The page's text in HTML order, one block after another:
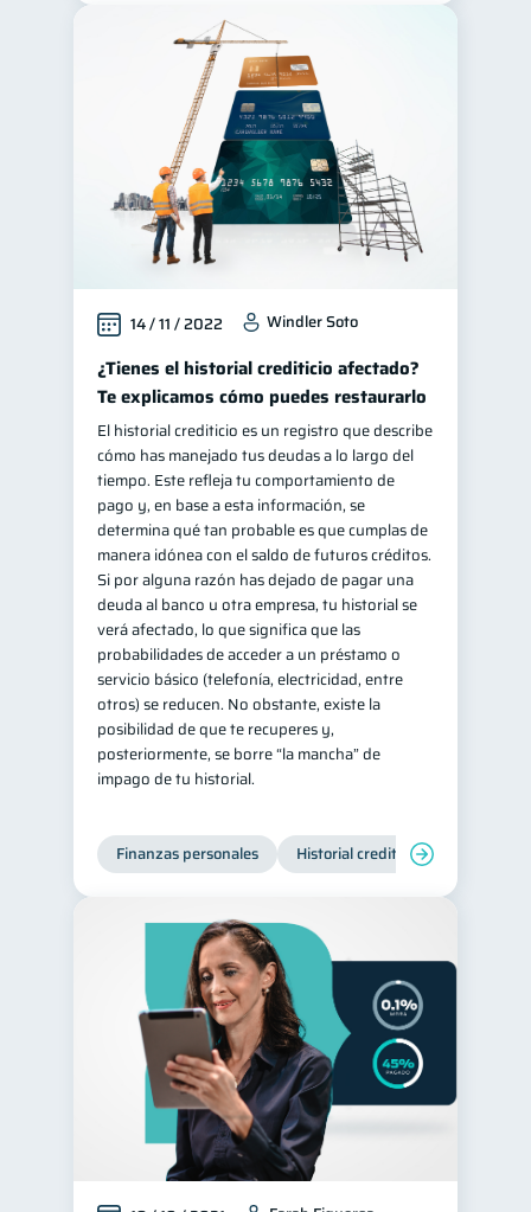
14 / 11 / 2022 Windler Soto
¿Tienes el historial crediticio afectado?
Te explicamos cómo puedes restaurarlo
El historial crediticio es un registro que describe
cómo has manejado tus deudas a lo largo del
tiempo. Este refleja tu comportamiento de
pago y, en base a esta información, se
determina qué tan probable es que cumplas de
manera idónea con el saldo de futuros créditos.
Si por alguna razón has dejado de pagar una
deuda al banco u otra empresa, tu historial se
verá afectado, lo que significa que las
probabilidades de acceder a un préstamo o
servicio básico (telefonía, electricidad, entre
otros) se reducen. No obstante, existe la
posibilidad de que te recuperes y,
posteriormente, se borre “la mancha” de
impago de tu historial.
Finanzas personales Historial crediticio